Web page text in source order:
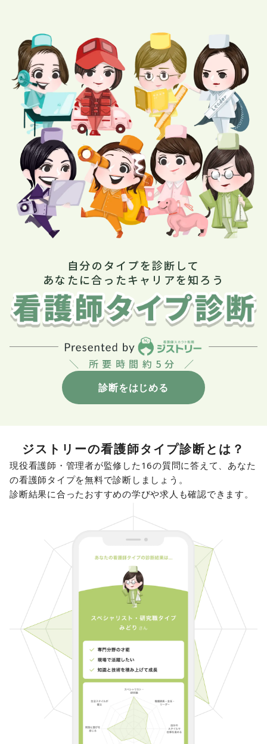
自分のタイプを診断して
あなたに合ったキャリアを知ろう
＼ 所要時間約5分 ／
診断をはじめる
ジストリーの看護師タイプ診断とは？
現役看護師・管理者が監修した 16の質問に答えて、あなた
の看護師タイプを無料で診断しましょう。
診断結果に合ったおすすめの学びや求人も確認できます。